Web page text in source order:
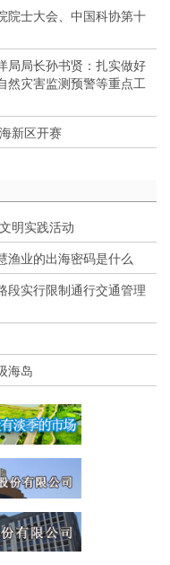
院士大会、中国科协第十
局局长孙书贤：扎实做好
然灾害监测预警等重点工
新区开赛
明实践活动
渔业的出海密码是什么
段实行限制通行交通管理
海岛